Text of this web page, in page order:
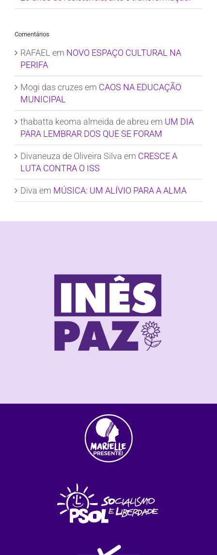
Comentários
RAFAEL em NOVO ESPAÇO CULTURAL NA
PERIFA
Mogi das cruzes em CAOS NA EDUCAÇÃO
MUNICIPAL
thabatta keoma almeida de abreu em UM DIA
PARA LEMBRAR DOS QUE SE FORAM
Divaneuza de Oliveira Silva em CRESCE A
LUTA CONTRA O ISS
Diva em MÚSICA: UM ALÍVIO PARA A ALMA